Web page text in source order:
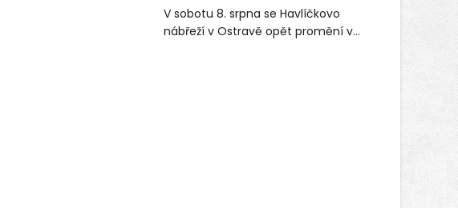
V sobotu 8. srpna se Havlíčkovo
nábřeží v Ostravě opět promění v